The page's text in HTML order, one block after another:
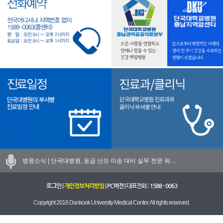
병원소식 | 단국대병원, 응급 산모 이송 대비 실무 전문 워…
로그인| 개인정보처리방침| PC버전| 대표전화 : 1588 - 0063
Copyright 2016 Dankook University Medical Center. All rights reserved.